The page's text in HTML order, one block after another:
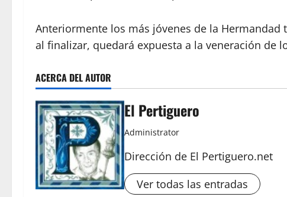
Anteriormente los más jóvenes de la
al finalizar, quedará expuesta a la veneración de
ACERCA DEL AUTOR
El Pertiguero
Administrator
Dirección de El Pertiguero.net
Ver todas las entradas